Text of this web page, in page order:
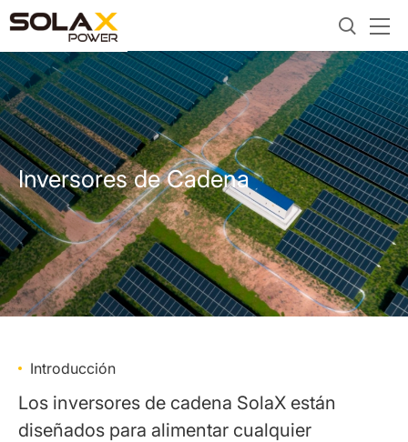
Inversores de Cadena
Introducción
Los inversores de cadena SolaX están
diseñados para alimentar cualquier